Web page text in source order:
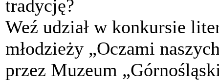
tradycję?
Weź udział w konkursie
młodzieży „Oczami
przez Muzeum